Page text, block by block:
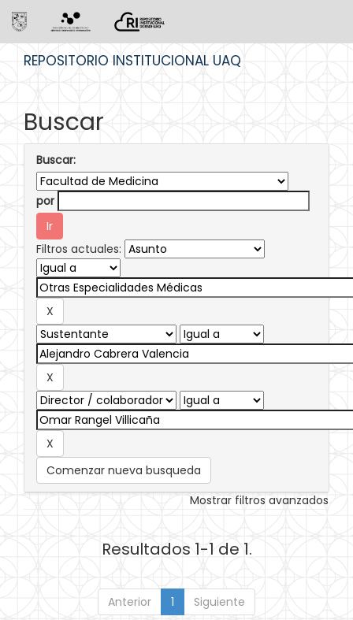
REPOSITORIO INSTITUCIONAL UAQ
Buscar
Buscar:
por
Filtros actuales:
Comenzar nueva busqueda
Mostrar filtros avanzados
Resultados 1-1 de 1.
Anterior 1 Siguiente